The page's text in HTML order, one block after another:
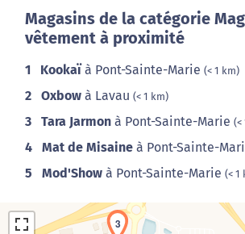
Magasins de la catégorie
vêtement à proximité
1 Kookaï à Pont-Sainte-Marie (< 1 km)
2 Oxbow à Lavau (< 1 km)
3 Tara Jarmon à Pont-Sainte-Marie (<
4 Mat de Misaine à Pont-Sainte-
5 Mod'Show à Pont-Sainte-Marie (< 1
3